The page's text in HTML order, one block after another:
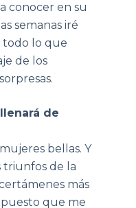
conocer en su
semanas iré
todo lo que
de los
de
bellas. Y
triunfos de la
más
que me